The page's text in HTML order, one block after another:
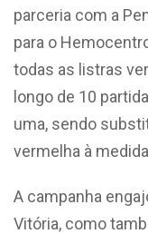
parceria com a
para o
todas as listras
longo de 10
uma, sendo
vermelha à
A campanha
Vitória, como